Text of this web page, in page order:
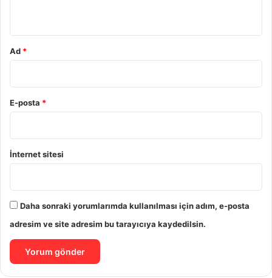
Ad *
E-posta *
İnternet sitesi
Daha sonraki yorumlarımda kullanılması için adım, e-posta
adresim ve site adresim bu tarayıcıya kaydedilsin.